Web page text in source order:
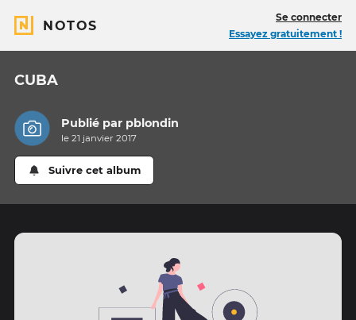
NOTOS
Se connecter
Essayez gratuitement !
CUBA
Publié par pblondin
le 21 janvier 2017
Suivre cet album